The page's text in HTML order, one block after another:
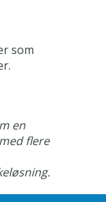
som
en
flere